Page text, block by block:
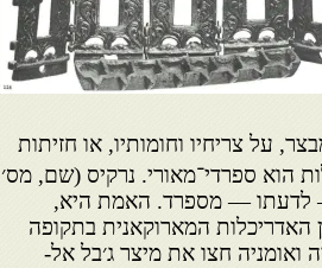
על צריחיו וחומותיו, או חזיתות
הוא ספרדי־מאורי. נרקיס (שם, מס׳
— לדעתו — מספרד. האמת היא,
האדריכלות המארוקאנית בתקופה
חצו את מיצר ג׳בל אל-